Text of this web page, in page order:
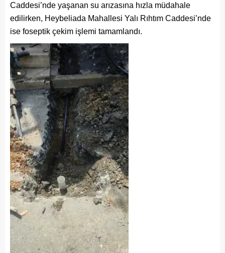
Caddesi’nde yaşanan su arızasına hızla müdahale
edilirken, Heybeliada Mahallesi Yalı Rıhtım Caddesi’nde
ise foseptik çekim işlemi tamamlandı.